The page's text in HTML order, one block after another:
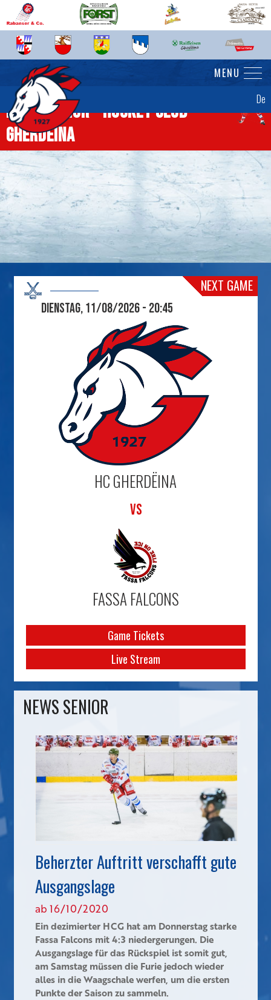
De
MENU
News Senior - Hockey Club
Gherdëina
NEXT GAME
Dienstag, 11/08/2026 - 20:45
HC GHERDËINA
VS
FASSA FALCONS
Game Tickets
Live Stream
NEWS SENIOR
Beherzter Auftritt verschafft gute
Ausgangslage
ab 16/10/2020
Ein dezimierter HCG hat am Donnerstag starke
Fassa Falcons mit 4:3 niedergerungen. Die
Ausgangslage für das Rückspiel ist somit gut,
am Samstag müssen die Furie jedoch wieder
alles in die Waagschale werfen, um die ersten
Punkte der Saison zu sammeln.